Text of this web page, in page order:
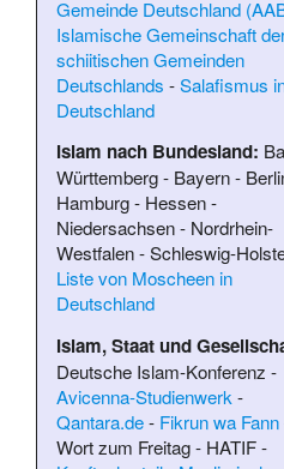
Gemeinde Deutschland
Islamische Gemeinschaft
schiitischen Gemeinden
Deutschlands -Salafismus
Deutschland
Islam nach Bundesland:
Württemberg- Bayern-
Hamburg- Hessen-
Niedersachsen- Nordrhein-
Westfalen-Schleswig-
Liste von Moscheen in
Deutschland
Islam, Staat und
Deutsche Islam-Konferenz -
Avicenna-Studienwerk -
Qantara.de- Fikrun wa Fann
Wort zum Freitag- HATIF-